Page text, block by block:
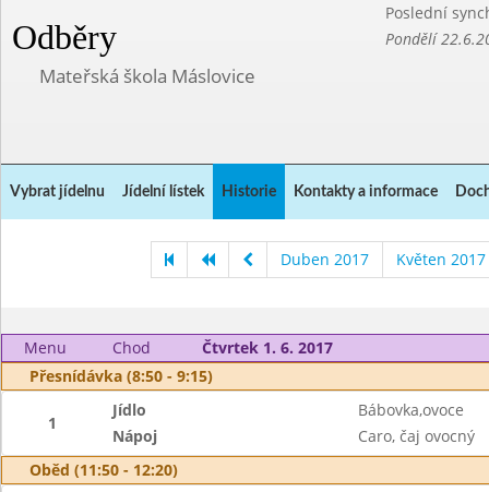
Odběry
Poslední
Pondělí
Mateřská škola Máslovice
Vybrat jídelnu Jídelní lístek Historie Kontakty a informace
Duben 2017 Květen 2017
Menu Chod
Čtvrtek 1. 6. 2017
Přesnídávka (8:50 - 9:15)
1
Jídlo
Bábovka,ovoce
Nápoj
Caro, čaj ovocný
Oběd (11:50 - 12:20)